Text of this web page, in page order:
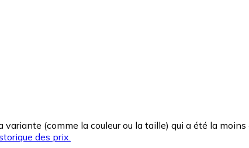
(comme la couleur ou la taille) qui a été la
des prix.